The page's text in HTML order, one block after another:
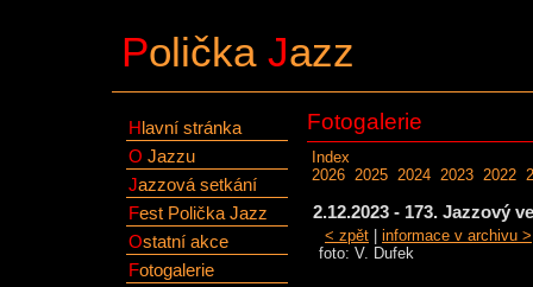
Polička Jazz
Hlavní stránka
O Jazzu
Jazzová setkání
Fest Polička Jazz
Ostatní akce
Fotogalerie
Fotogalerie
Index
2026 2025 2024 2023 2022
2.12.2023 - 173. Jazzový
< zpět
informace v archivu >
foto: V. Dufek